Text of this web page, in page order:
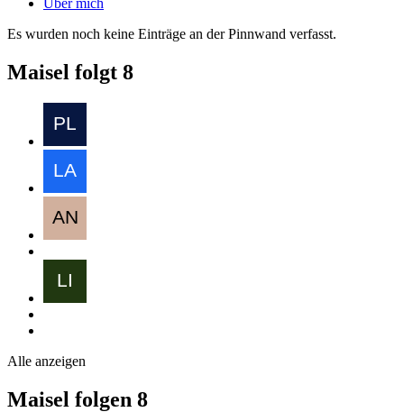
Es wurden noch keine Einträge an der Pinnwand verfasst.
Maisel folgt 8
Alle anzeigen
Maisel folgen 8